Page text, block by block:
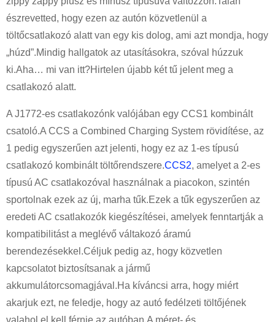
észrevetted, hogy ezen az autón közvetlenül a
töltőcsatlakozó alatt van egy kis dolog, ami azt mondja, hogy
„húzd”.Mindig hallgatok az utasításokra, szóval húzzuk
ki.Aha… mi van itt?Hirtelen újabb két tű jelent meg a
csatlakozó alatt.
A J1772-es csatlakozónk valójában egy CCS1 kombinált
csatoló.A CCS a Combined Charging System rövidítése, az
1 pedig egyszerűen azt jelenti, hogy ez az 1-es típusú
csatlakozó kombinált töltőrendszere.CCS2, amelyet a 2-es
típusú AC csatlakozóval használnak a piacokon, szintén
sportolnak ezek az új, marha tűk.Ezek a tűk egyszerűen az
eredeti AC csatlakozók kiegészítései, amelyek fenntartják a
kompatibilitást a meglévő váltakozó áramú
berendezésekkel.Céljuk pedig az, hogy közvetlen
kapcsolatot biztosítsanak a jármű
akkumulátorcsomagjával.Ha kíváncsi arra, hogy miért
akarjuk ezt, ne feledje, hogy az autó fedélzeti töltőjének